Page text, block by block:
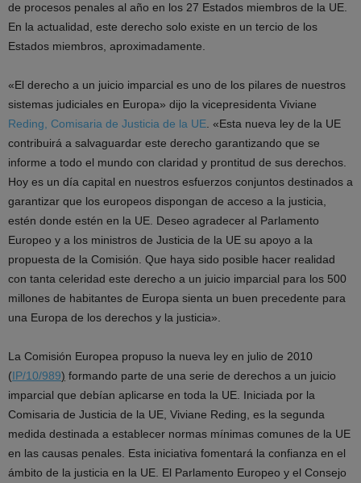
de procesos penales al año en los 27 Estados miembros de la UE.
En la actualidad, este derecho solo existe en un tercio de los
Estados miembros, aproximadamente.
«El derecho a un juicio imparcial es uno de los pilares de nuestros
sistemas judiciales en Europa» dijo la vicepresidenta Viviane
Reding, Comisaria de Justicia de la UE . «Esta nueva ley de la UE
contribuirá a salvaguardar este derecho garantizando que se
informe a todo el mundo con claridad y prontitud de sus derechos.
Hoy es un día capital en nuestros esfuerzos conjuntos destinados a
garantizar que los europeos dispongan de acceso a la justicia,
estén donde estén en la UE. Deseo agradecer al Parlamento
Europeo y a los ministros de Justicia de la UE su apoyo a la
propuesta de la Comisión. Que haya sido posible hacer realidad
con tanta celeridad este derecho a un juicio imparcial para los 500
millones de habitantes de Europa sienta un buen precedente para
una Europa de los derechos y la justicia».
La Comisión Europea propuso la nueva ley en julio de 2010
(IP/10/989) formando parte de una serie de derechos a un juicio
imparcial que debían aplicarse en toda la UE. Iniciada por la
Comisaria de Justicia de la UE, Viviane Reding, es la segunda
medida destinada a establecer normas mínimas comunes de la UE
en las causas penales. Esta iniciativa fomentará la confianza en el
ámbito de la justicia en la UE. El Parlamento Europeo y el Consejo